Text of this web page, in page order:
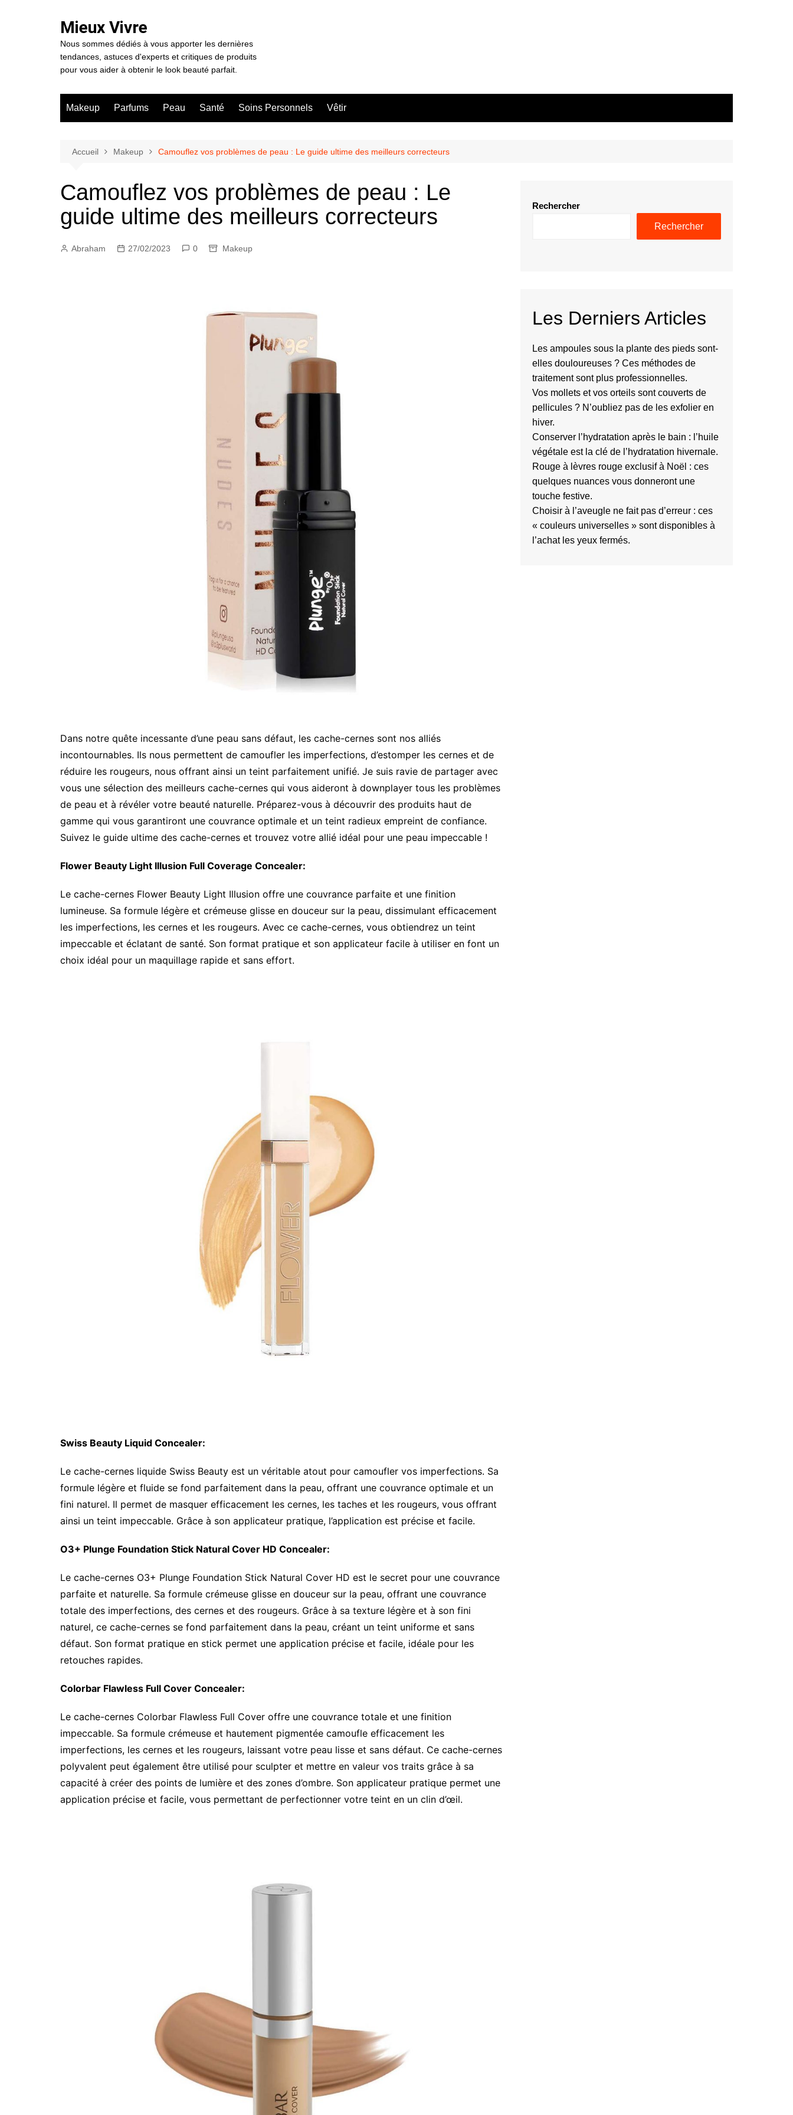
Mieux Vivre
Nous sommes dédiés à vous apporter les dernières
tendances, astuces d'experts et critiques de produits
pour vous aider à obtenir le look beauté parfait.
Makeup Parfums Peau Santé Soins Personnels Vêtir
Accueil Makeup Camouflez vos problèmes de peau : Le guide ultime des meilleurs correcteurs
Camouflez vos problèmes de peau : Le
guide ultime des meilleurs correcteurs
Abraham 27/02/2023 0 Makeup
Dans notre quête incessante d’une peau sans défaut, les cache-cernes sont nos alliés
incontournables. Ils nous permettent de camoufler les imperfections, d’estomper les cernes et de
réduire les rougeurs, nous offrant ainsi un teint parfaitement unifié. Je suis ravie de partager avec
vous une sélection des meilleurs cache-cernes qui vous aideront à downplayer tous les problèmes
de peau et à révéler votre beauté naturelle. Préparez-vous à découvrir des produits haut de
gamme qui vous garantiront une couvrance optimale et un teint radieux empreint de confiance.
Suivez le guide ultime des cache-cernes et trouvez votre allié idéal pour une peau impeccable !
Flower Beauty Light Illusion Full Coverage Concealer:
Le cache-cernes Flower Beauty Light Illusion offre une couvrance parfaite et une finition
lumineuse. Sa formule légère et crémeuse glisse en douceur sur la peau, dissimulant efficacement
les imperfections, les cernes et les rougeurs. Avec ce cache-cernes, vous obtiendrez un teint
impeccable et éclatant de santé. Son format pratique et son applicateur facile à utiliser en font un
choix idéal pour un maquillage rapide et sans effort.
Swiss Beauty Liquid Concealer:
Le cache-cernes liquide Swiss Beauty est un véritable atout pour camoufler vos imperfections. Sa
formule légère et fluide se fond parfaitement dans la peau, offrant une couvrance optimale et un
fini naturel. Il permet de masquer efficacement les cernes, les taches et les rougeurs, vous offrant
ainsi un teint impeccable. Grâce à son applicateur pratique, l’application est précise et facile.
O3+ Plunge Foundation Stick Natural Cover HD Concealer:
Le cache-cernes O3+ Plunge Foundation Stick Natural Cover HD est le secret pour une couvrance
parfaite et naturelle. Sa formule crémeuse glisse en douceur sur la peau, offrant une couvrance
totale des imperfections, des cernes et des rougeurs. Grâce à sa texture légère et à son fini
naturel, ce cache-cernes se fond parfaitement dans la peau, créant un teint uniforme et sans
défaut. Son format pratique en stick permet une application précise et facile, idéale pour les
retouches rapides.
Colorbar Flawless Full Cover Concealer:
Le cache-cernes Colorbar Flawless Full Cover offre une couvrance totale et une finition
impeccable. Sa formule crémeuse et hautement pigmentée camoufle efficacement les
imperfections, les cernes et les rougeurs, laissant votre peau lisse et sans défaut. Ce cache-cernes
polyvalent peut également être utilisé pour sculpter et mettre en valeur vos traits grâce à sa
capacité à créer des points de lumière et des zones d’ombre. Son applicateur pratique permet une
application précise et facile, vous permettant de perfectionner votre teint en un clin d’œil.
Rechercher
Rechercher
Les Derniers Articles
Les ampoules sous la plante des pieds sont-
elles douloureuses ? Ces méthodes de
traitement sont plus professionnelles.
Vos mollets et vos orteils sont couverts de
pellicules ? N’oubliez pas de les exfolier en
hiver.
Conserver l’hydratation après le bain : l’huile
végétale est la clé de l’hydratation hivernale.
Rouge à lèvres rouge exclusif à Noël : ces
quelques nuances vous donneront une
touche festive.
Choisir à l’aveugle ne fait pas d’erreur : ces
« couleurs universelles » sont disponibles à
l’achat les yeux fermés.